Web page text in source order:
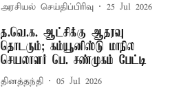
அரசியல் செய்திப்பிரிவு 25 Jul 2026
த.வெ.க. ஆட்சிக்கு ஆதரவு
தொடரும்; கம்யூனிஸ்டு மாநில
செயலாளர் பெ. சண்முகம் பேட்டி
தினத்தந்தி 05 Jul 2026